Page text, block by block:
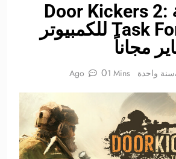
تحميل لعبة Door Kickers 2:
Task Force North للكمبيوتر
مجاناً
سنة واحدة Ago 01 Mins